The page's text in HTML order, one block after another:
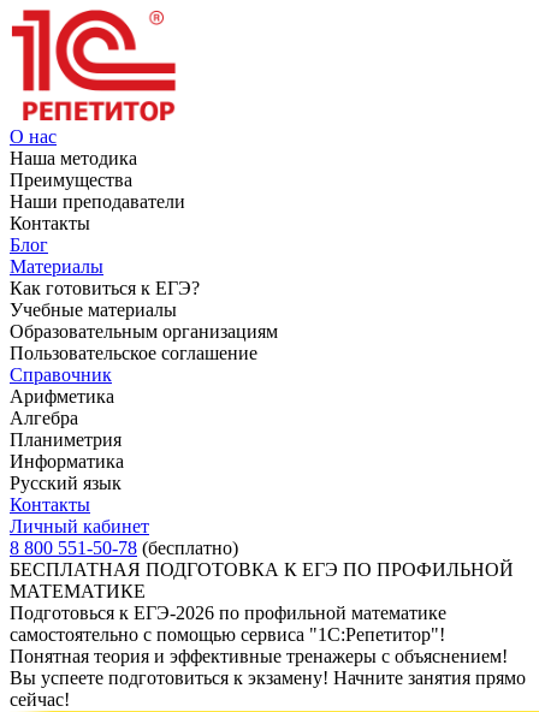
О нас
Наша методика
Преимущества
Наши преподаватели
Контакты
Блог
Материалы
Как готовиться к ЕГЭ?
Учебные материалы
Образовательным организациям
Пользовательское соглашение
Справочник
Арифметика
Алгебра
Планиметрия
Информатика
Русский язык
Контакты
Личный кабинет
8 800 551-50-78 (бесплатно)
БЕСПЛАТНАЯ ПОДГОТОВКА К ЕГЭ ПО ПРОФИЛЬНОЙ
МАТЕМАТИКЕ
Подготовься к ЕГЭ-2026 по профильной математике
самостоятельно с помощью сервиса "1С:Репетитор"!
Понятная теория и эффективные тренажеры с объяснением!
Вы успеете подготовиться к экзамену! Начните занятия прямо
сейчас!